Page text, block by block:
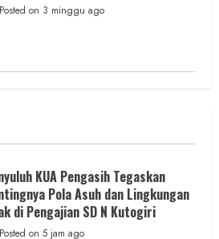
Posted on 3 minggu ago
KUA Pengasih Tegaskan
Pola Asuh dan Lingkungan
di Pengajian SD N Kutogiri
Posted on 5 jam ago